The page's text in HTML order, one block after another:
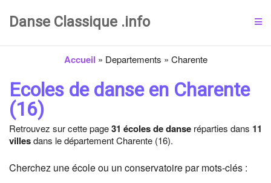
Danse Classique .info
Accueil » Departements » Charente
Ecoles de danse en Charente
(16)
Retrouvez sur cette page31 écoles de danse réparties dans 11
villesdans le département Charente (16).
Cherchez une école ou un conservatoire par mots-clés :